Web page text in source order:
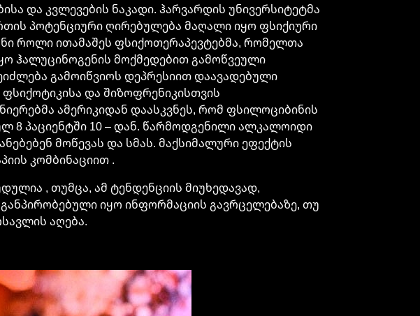
და კვლევების ნაკადი. ჰარვარდის უნივერსიტეტმა
პოტენციური ღირებულება მაღალი იყო ფსიქიური
როლი ითამაშეს ფსიქოთერაპევტებმა, რომელთა
ჰალუცინოგენის მოქმედებით გამოწვეული
გამოიწვიოს დეპრესიით დაავადებული
და შიზოფრენიკისთვის
ამერიკიდან დაასკვნეს, რომ ფსილოციბინის
8 პაციენტში 10 – დან. წარმოდგენილი ალკალოიდი
მოწევას და სმას. მაქსიმალური ეფექტის
კომბინაციით .
, თუმცა, ამ ტენდენციის მიუხედავად,
იყო ინფორმაციის გავრცელებაზე, თუ
აღება.